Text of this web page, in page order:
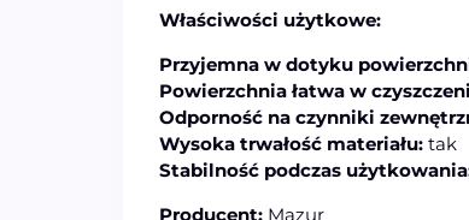
Właściwości użytkowe:
Przyjemna w dotyku
Powierzchnia łatwa w
Odporność na czynniki
Wysoka trwałość materiału: tak
Stabilność podczas
Producent: Mazur